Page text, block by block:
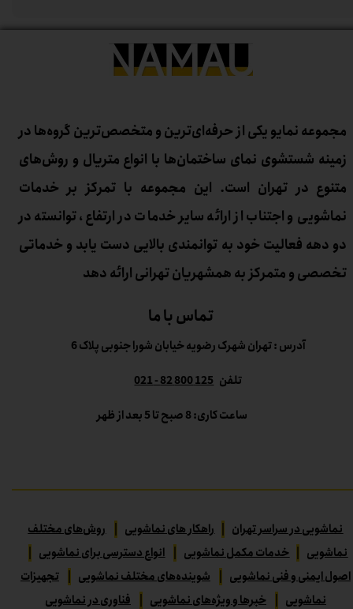
مجموعه نمایو یکی از حرفه‌ای‌ترین و متخصص‌ترین گروه‌ها در
زمینه شستشوی نمای ساختمان‌ها با انواع متریال و روش‌های
متنوع در تهران است. این مجموعه با تمرکز بر خدمات
نماشویی و اجتناب از ارائه سایر خدمات در ارتفاع، توانسته در
دو دهه فعالیت خود به توانمندی بالایی دست یابد و خدماتی
تخصصی و متمرکز به همشهریان تهرانی ارائه دهد
تماس با ما
آدرس : تهران شهرک رضویه خیابان شورا جنوبی پلاک 6
تلفن125 800 82 - 021
ساعت کاری: 8 صبح تا 5 بعد از ظهر
نماشویی در سراسر تهران راهکار های نماشویی
روش‌های مختلف
نماشویی
خدمات مکمل نماشویی انواع دسترسی برای نماشویی
اصول ایمنی و فنی نماشویی
شوینده‌های مختلف نماشویی
تجهیزات
نماشویی
خبرها و ویژه‌های نماشویی فناوری در نماشویی